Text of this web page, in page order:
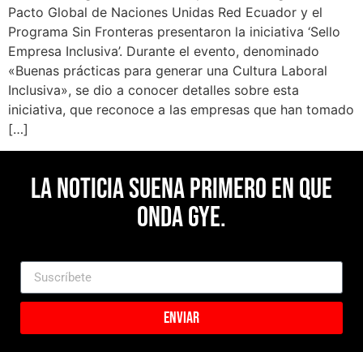
Pacto Global de Naciones Unidas Red Ecuador y el
Programa Sin Fronteras presentaron la iniciativa ‘Sello
Empresa Inclusiva’. Durante el evento, denominado
«Buenas prácticas para generar una Cultura Laboral
Inclusiva», se dio a conocer detalles sobre esta
iniciativa, que reconoce a las empresas que han tomado
[…]
La noticia suena primero en Que
Onda Gye.
Enviar